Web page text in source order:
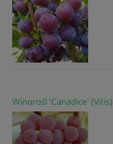
Winorośl 'Canadice' (Vitis)